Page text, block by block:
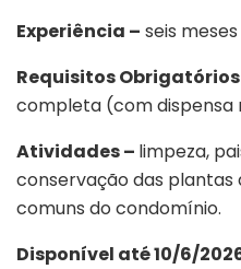
Experiência – seis
Requisitos Obrigatórios
completa (com dispensa
Atividades – limpeza,
conservação das plantas
comuns do condomínio.
Disponível até 10/6/